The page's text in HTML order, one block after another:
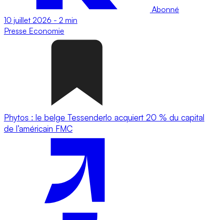
Abonné
10 juillet 2026 - 2 min
Presse Economie
Phytos : le belge Tessenderlo acquiert 20 % du capital
de l’américain FMC